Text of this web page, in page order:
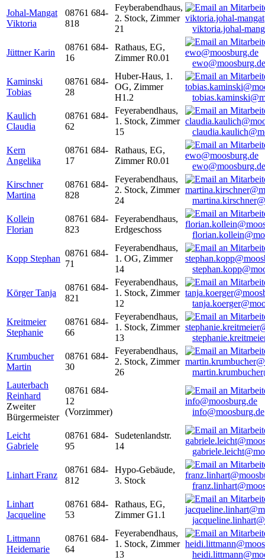
Johal-Mangat
Viktoria
08761 684-
818
Feyberabendhaus,
2. Stock, Zimmer
21
viktoria.johal-
Jüttner Karin
08761 684-
16
Rathaus, EG,
Zimmer R0.01
ewo@moosburg.de
Kaminski
Tobias
08761 684-
28
Huber-Haus, 1.
OG, Zimmer
H1.2
Kaulich
Claudia
08761 684-
62
Feyerabendhaus,
1. Stock, Zimmer
15
Kern
Angelika
08761 684-
17
Rathaus, EG,
Zimmer R0.01
ewo@moosburg.de
Kirschner
Martina
08761 684-
828
Feyerabendhaus,
2. Stock, Zimmer
24
Kollein
Florian
08761 684-
823
Feyerabendhaus,
Erdgeschoss
Kopp Stephan
08761 684-
71
Feyerabendhaus,
1. OG, Zimmer
14
Körger Tanja
08761 684-
821
Feyerabendhaus,
1. Stock, Zimmer
12
Kreitmeier
Stephanie
08761 684-
66
Feyerabendhaus,
1. Stock, Zimmer
13
Krumbucher
Martin
08761 684-
30
Feyerabendhaus,
2. Stock, Zimmer
26
Lauterbach
Reinhard
Zweiter
Bürgermeister
08761 684-
12
(Vorzimmer)
info@moosburg.de
Leicht
Gabriele
08761 684-
95
Sudetenlandstr.
14
Linhart Franz
08761 684-
812
Hypo-Gebäude,
3. Stock
Linhart
Jacqueline
08761 684-
53
Rathaus, EG,
Zimmer G1.1
Littmann
Heidemarie
08761 684-
64
Feyerabendhaus,
1. Stock, Zimmer
13